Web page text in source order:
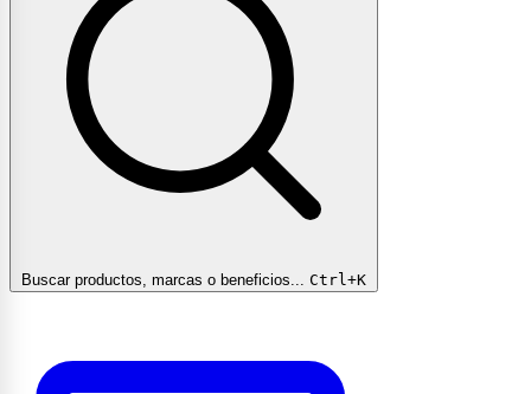
Buscar productos, marcas o beneficios... Ctrl+K